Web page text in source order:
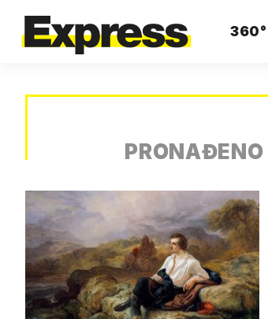
360°
PRONAĐENO